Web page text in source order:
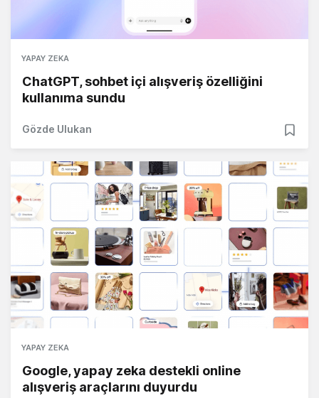
YAPAY ZEKA
ChatGPT, sohbet içi alışveriş özelliğini
kullanıma sundu
Gözde Ulukan
YAPAY ZEKA
Google, yapay zeka destekli online
alışveriş araçlarını duyurdu